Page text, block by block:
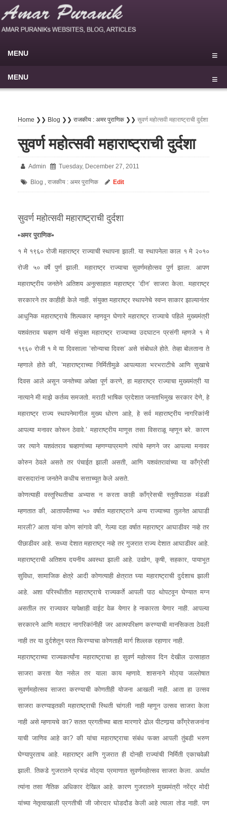
MENU
Home
My Sites
Privacy Policy
Disclaimer
Terms of use
MENU
राष्ट्रीय
आंतरराष्ट्रीय
परराष्ट्र
सामाजिक
औद्योगिक
उद्योग भरारी
सांस्कृतिक
व्यक्तीविशेष
इतर
नानासाहेब वळसंगकर
विज्ञान
Home ❯❯ Blog ❯❯ राजकीय : अमर पुराणिक ❯❯ सुवर्ण महोत्सवी महाराष्ट्राची दुर्दशा
सुवर्ण महोत्सवी महाराष्ट्राची दुर्दशा
Admin Tuesday, December 27, 2011
Blog राजकीय : अमर पुराणिक Edit
सुवर्ण महोत्सवी महाराष्ट्राची दुर्दशा
•अमर पुराणिक•
१ मे १९६० रोजी महाराष्ट्र राज्याची स्थापना झाली. या स्थापनेला काल १ मे २०१०
रोजी ५० वर्षे पुर्ण झाली. महाराष्ट्र राज्याचा सुवर्णमहोत्सव पुर्ण झाला. आपण
महाराष्ट्रीय जनतेने अतिशय अनुत्साहात महाराष्ट्र ‘दीन’ साजरा केला. महाराष्ट्र
सरकारने तर काहीही केले नाही. संयुक्त महाराष्ट्र स्थापनेचे स्वप्न साकार झाल्यानंतर
आधुनिक महाराष्ट्राचे शिल्पकार म्हणवून घेणारे महाराष्ट्र राज्याचे पहिले मुख्यमंत्री
यशवंतराव चव्हाण यांनी संयुक्त महाराष्ट्र राज्याच्या उदघाटन प्रसंगी म्हणजे १ मे
१९६० रोजी १ मे या दिवसाला ‘सोन्याचा दिवस’ असे संबोधले होते. तेव्हा बोलताना ते
म्हणाले होते की, ‘महाराष्ट्राच्या निर्मितीमुळे आपल्याला भरभराटीचे आणि सुखाचे
दिवस आले असून जनतेच्या अपेक्षा पूर्ण करणे, हा महाराष्ट्र राज्याचा मुख्यमंत्री या
नात्याने मी माझे कर्तव्य समजतो. मराठी भाषिक प्रदेशात जनताभिमुख सरकार देणे, हे
महाराष्ट्र राज्य स्थापनेमागील मुख्य धोरण आहे, हे सर्व महाराष्ट्रीय नागरिकांनी
आपल्या मनावर कोरून ठेवावे.’ महाराष्ट्रीय माणूस तसा विसराळू म्हणून बरे. कारण
जर त्याने यशवंतराव चव्हाणांच्या म्हणण्याप्रमाणे त्यांचे म्हणने जर आपल्या मनावर
कोरुन ठेवले असते तर पंचाईत झाली असती, आणि यशवंतरावांच्या या कॉंग्रेसी
वारसदारांना जनतेने कधीच सत्ताच्यूत केले असते.
कोणत्याही वस्तूस्थितीचा अभ्यास न करता काही कॉंग्रेसची स्तूतीपाठक मंडळी
म्हणतात की, आतापर्यंतच्या ५० वर्षात महाराष्ट्राने अन्य राज्याच्या तुलनेत आघाडी
मारली? आता यांना कोण सांगावे की, गेल्या दहा वर्षात महाराष्ट्र आघाडीवर नव्हे तर
पीछाडीवर आहे. सध्या देशात महाराष्ट्र नव्हे तर गुजरात राज्य देशात आघाडीवर आहे.
महाराष्ट्राची अतिशय दयनीय अवस्था झाली आहे. उद्योग, कृषी, सहकार, पायाभूत
सुविधा, सामाजिक क्षेत्रे आदी कोणत्याही क्षेत्रात घ्या महाराष्ट्राची दुर्दशाच झाली
आहे. अशा परिस्थीतीत महाराष्ट्राचे राज्यकर्ते आपली पाठ थोपटवून घेण्यात मग्न
असतील तर राज्यावर यापेक्षाही वाईट वेळ येणार हे नाकारता येणार नाही. आपल्या
सरकारने आणि मतदार नागरिकांनीही जर आत्मपरिक्षण करण्याची मानसिकता ठेवली
नाही तर या दुर्दशेतून परत फिरण्याचा कोणताही मार्ग शिल्लक रहाणार नाही.
महाराष्ट्राच्या राज्यकर्त्यांना महाराष्ट्राचा हा सुवर्ण महोत्सव दिन देखील उत्साहात
साजरा करता येत नसेल तर याला काय म्हणावे. शासनाने मोठ्‌या जल्लोषात
सुवर्णमहोत्सव साजरा करण्याची कोणतीही योजना आखली नाही. आता हा उत्सव
साजरा करण्याइतकी महाराष्ट्राची स्थिती चांगली नाही म्हणून उत्सव साजरा केला
नाही असे म्हणायचे का? सतत प्रगतीच्या बाता मारणारे ढोल पीटणार्‍या कॉंग्रेसजनांना
याची जाणिव आहे का? की यांचा महाराष्ट्राचा संबंध फक्त आपली तुंबडी भरुण
घेण्यापुरताच आहे. महाराष्ट्र आणि गुजरात ही दोनही राज्यांची निर्मिती एकाचवेळी
झाली. तिकडे गुजरातने प्रचंड मोठ्‌या प्रमाणात सुवर्णमहोत्सव साजरा केला. अर्थात
त्यांना तसा नैतिक अधिकार देखिल आहे. कारण गुजरातने मुख्यमंत्री नरेंद्र मोदी
यांच्या नेतृत्वाखाली प्रगतीची जी जोरदार घोडदौड केली आहे त्याला तोड नाही. पण